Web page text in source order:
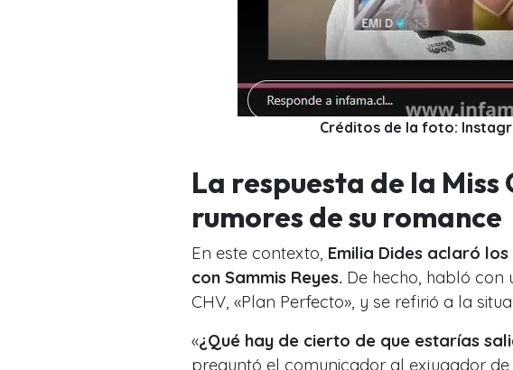
Créditos de la foto:
La respuesta de la Miss
rumores de su romance
En este contexto, Emilia Dides aclaró
con Sammis Reyes. De hecho, habló
CHV, «Plan Perfecto», y se refirió a la
«¿Qué hay de cierto de que estarías
preguntó el comunicador al exjugador